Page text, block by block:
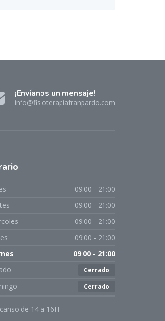
¡Envíanos un mensaje!
info@fisioterapiafranpardo.com
09:00 - 21:00
09:00 - 21:00
09:00 - 21:00
09:00 - 21:00
09:00 - 21:00
Cerrado
Cerrado
de 14 a 16H